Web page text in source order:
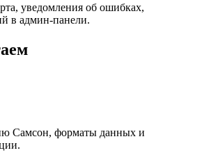
уведомления об ошибках,
в админ-панели.
Самсон, форматы данных и